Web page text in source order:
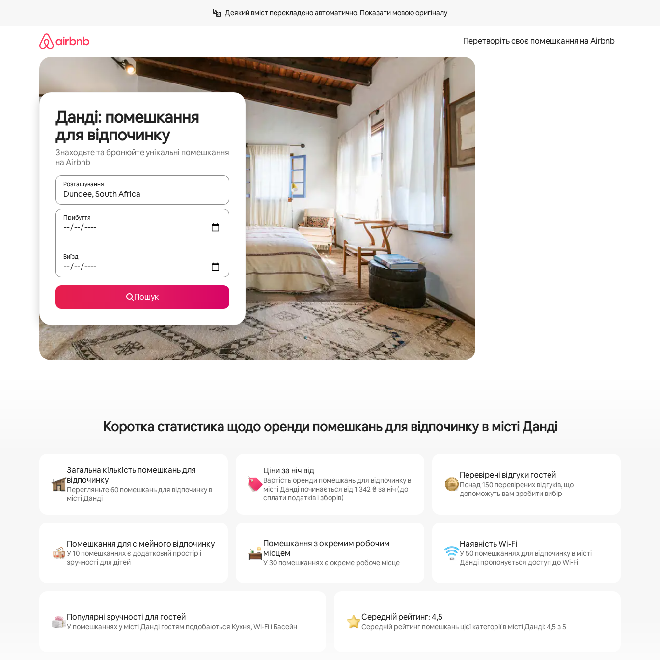
Деякий вміст перекладено автоматично. Показати мовою оригіналу
Перетворіть своє помешкання на Airbnb
Данді: помешкання
для відпочинку
Знаходьте та бронюйте унікальні помешкання
на Airbnb
Розташування
Отримавши результати пошуку, використовуйте для навігації сторінкою клавіші зі стрілками вгору та вниз або жести дотику та гортання.
Прибуття
Виїзд
Пошук
Коротка статистика щодо оренди помешкань для відпочинку в місті Данді
Загальна кількість помешкань для
відпочинку
Перегляньте 60 помешкань для відпочинку в
місті Данді
Ціни за ніч від
Вартість оренди помешкань для відпочинку в
місті Данді починається від 1 342 ₴ за ніч (до
сплати податків і зборів)
Перевірені відгуки гостей
Понад 150 перевірених відгуків, що
допоможуть вам зробити вибір
Помешкання для сімейного відпочинку
У 10 помешканнях є додатковий простір і
зручності для дітей
Помешкання з окремим робочим
місцем
У 30 помешканнях є окреме робоче місце
Наявність Wi-Fi
У 50 помешканнях для відпочинку в місті
Данді пропонується доступ до Wi-Fi
Популярні зручності для гостей
У помешканнях у місті Данді гостям подобаються Кухня, Wi-Fi і Басейн
Середній рейтинг: 4,5
Середній рейтинг помешкань цієї категорії в місті Данді: 4,5 з 5